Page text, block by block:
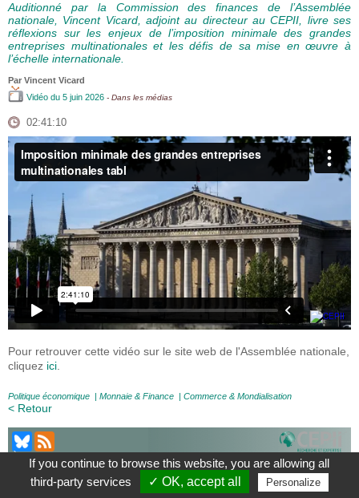
Auditionné par la Commission des finances de l’Assemblée
nationale, Vincent Vicard, adjoint au directeur au CEPII, livre ses
réflexions sur les enjeux de l’imposition minimale des grandes
entreprises multinationales et les défis de sa mise en œuvre à
l’échelle internationale.
Par Vincent Vicard
Vidéo du 5 juin 2026 - Dans les médias
02:41:10
Pour retrouver cette vidéo sur le site web de l'Assemblée nationale,
cliquez ici
Politique économique | Monnaie & Finance | Commerce & Mondialisation
< Retour
Le blog du CEPII, ISSN: 2270-2571
If you continue to browse this website, you are allowing all
third-party services
✓ OK, accept all Personalize